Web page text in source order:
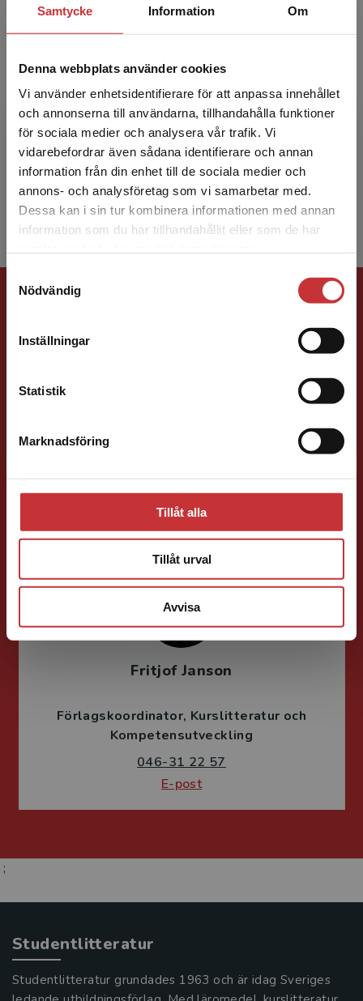
Samtycke Information Om
Denna webbplats använder cookies
Vi använder enhetsidentifierare för att anpassa innehållet
och annonserna till användarna, tillhandahålla funktioner
för sociala medier och analysera vår trafik. Vi
vidarebefordrar även sådana identifierare och annan
information från din enhet till de sociala medier och
annons- och analysföretag som vi samarbetar med.
Dessa kan i sin tur kombinera informationen med annan
information som du har tillhandahållit eller som de har
Nödvändig
Inställningar
Statistik
Marknadsföring
Tillåt alla
Tillåt urval
Avvisa
Begränsad fraktregion
Det verkar som att du besöker
studentlitteratur.se via en enhet utanför Sverige.
Vi erbjuder inte leveranser utanför Sverige. För
att kunna slutföra ett köp måste
Cecilia Malmqvist
Cecilia Malmqvist är lektor i skogsskötsel vid
Linnéuniversitetet. Hon undervisar på flera
kurser där skogens många värden
uppmärksammas, till exem...
Teknik, matematik och statistik
046-31 21 58
E-post
Fritjof Janson
Förlagskoordinator Kurslitteratur och
Kompetensutveckling
046-31 22 57
E-post
;
Studentlitteratur
Studentlitteratur grundades 1963 och är idag Sveriges